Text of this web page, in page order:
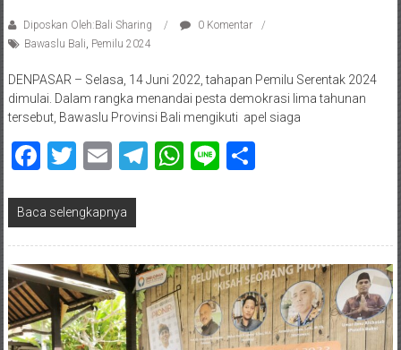
Diposkan Oleh:Bali Sharing
0 Komentar
Bawaslu Bali Pemilu 2024
DENPASAR – Selasa, 14 Juni 2022, tahapan Pemilu Serentak 2024
dimulai. Dalam rangka menandai pesta demokrasi lima tahunan
tersebut, Bawaslu Provinsi Bali mengikuti apel siaga
Facebook
Twitter
EmailTelegram
WhatsApp
LineShare
Baca selengkapnya